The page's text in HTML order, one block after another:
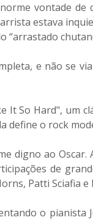
vontade de
estava
“arrastado
e não se
It So Hard", um
define o rock
digno ao Oscar.
de
Patti Sciafia e
o pianista